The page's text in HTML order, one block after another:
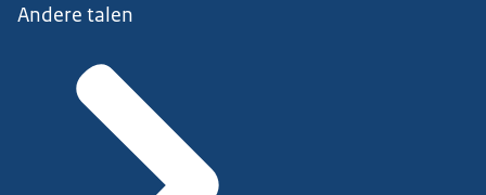
Andere talen